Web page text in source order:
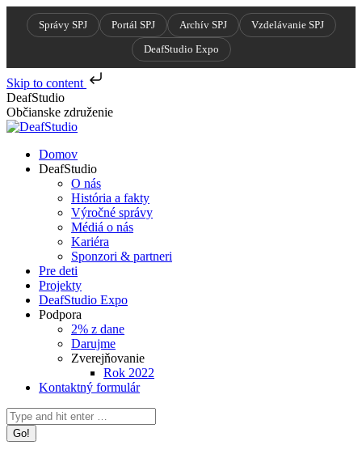
Správy SPJ Portál SPJ Archív SPJ
Vzdelávanie SPJ
DeafStudio Expo
Skip to content
Skip
to
content
DeafStudio
Občianske združenie
Domov
DeafStudio
O nás
História a fakty
Výročné správy
Médiá o nás
Kariéra
Sponzori & partneri
Pre deti
Projekty
DeafStudio Expo
Podpora
2% z dane
Darujme
Zverejňovanie
Rok 2022
Kontaktný formulár
Search: